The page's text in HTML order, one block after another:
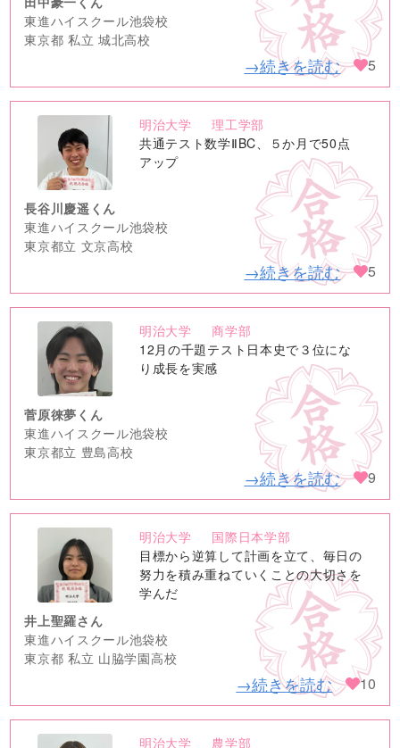
東進ハイスクール池袋校
東京都 私立 城北高校
→続きを読む 5
no
image
明治大学
理工学部
共通テスト数学ⅡBC、５か月で50点
アップ
長谷川慶遥くん
東進ハイスクール池袋校
東京都立 文京高校
→続きを読む 5
no
image
明治大学
商学部
12月の千題テスト日本史で３位にな
り成長を実感
菅原徠夢くん
東進ハイスクール池袋校
東京都立 豊島高校
→続きを読む 9
no
image
明治大学
国際日本学部
目標から逆算して計画を立て、毎日の
努力を積み重ねていくことの大切さを
学んだ
井上聖羅さん
東進ハイスクール池袋校
東京都 私立 山脇学園高校
→続きを読む 10
明治大学
農学部